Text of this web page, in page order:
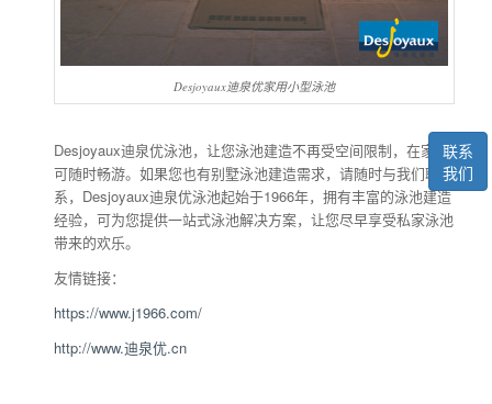
联系
我们
Desjoyaux迪泉优家用小型泳池
Desjoyaux迪泉优泳池，让您泳池建造不再受空间限制，在家即
可随时畅游。如果您也有别墅泳池建造需求，请随时与我们联
系，Desjoyaux迪泉优泳池起始于1966年，拥有丰富的泳池建造
经验，可为您提供一站式泳池解决方案，让您尽早享受私家泳池
带来的欢乐。
友情链接：
https://www.j1966.com/
http://www.迪泉优.cn